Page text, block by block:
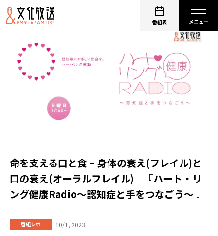
番組表
命を支える口と食 – 身体の衰え(フレイル)と
口の衰え(オーラルフレイル) 『ハート・リ
ング健康Radio～認知症と手をつなごう〜 』
番組レポ 10/1, 2023